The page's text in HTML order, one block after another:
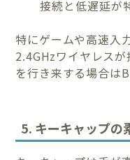
接続と低遅延が
特にゲームや高速入
2.4GHzワイヤレス
を行き来する場合は
5. キーキャップの